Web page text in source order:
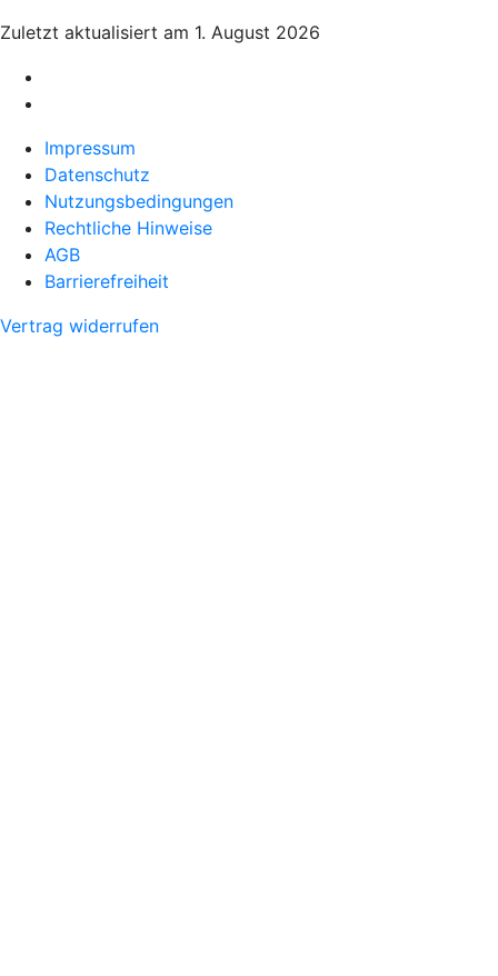
Zuletzt aktualisiert am 1. August 2026
Impressum
Datenschutz
Nutzungsbedingungen
Rechtliche Hinweise
AGB
Barrierefreiheit
Vertrag widerrufen